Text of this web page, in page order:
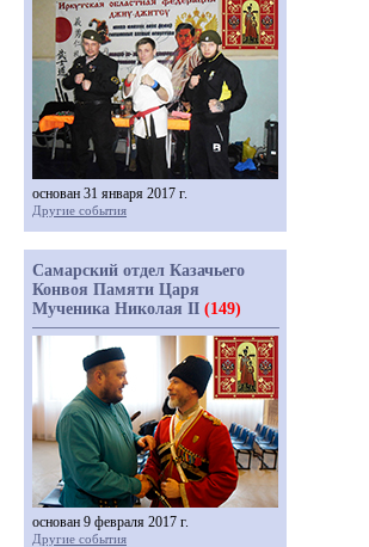
основан 31 января 2017 г.
Другие события
Самарский отдел Казачьего
Конвоя Памяти Царя
Мученика Николая II (149)
основан 9 февраля 2017 г.
Другие события